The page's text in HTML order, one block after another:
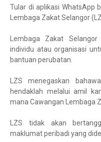
Tular di aplikasi WhatsApp
Lembaga Zakat Selangor
Lembaga Zakat
individu atau organisasi
bantuan perubatan.
LZS menegaskan
hendaklah melalui amil
mana Cawangan Lembaga
LZS tidak akan
maklumat peribadi yang